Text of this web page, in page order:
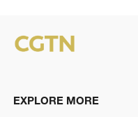
EXPLORE MORE